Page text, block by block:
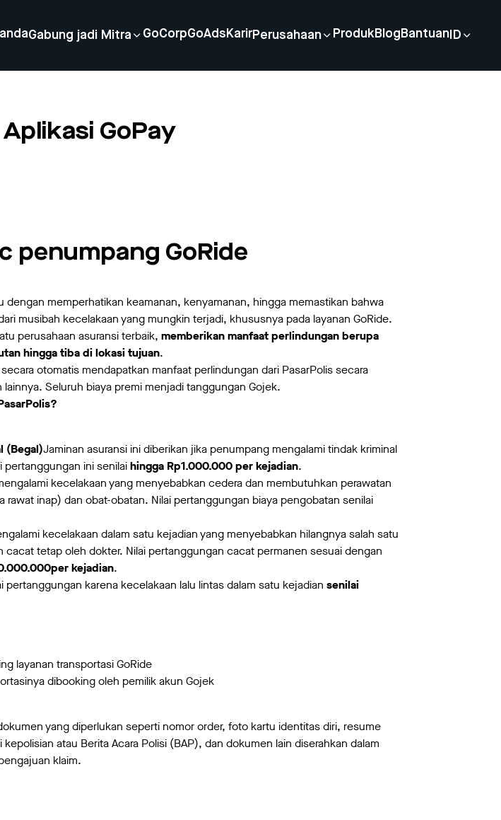
Gabung jadi Mitra GoCorpGoAds KarirPerusahaan ProdukBlog Bantuan ID
GoPay
penumpang GoRide
memperhatikan keamanan, kenyamanan, hingga memastikan bahwa
musibah kecelakaan yang mungkin terjadi, khususnya pada layanan GoRide.
perusahaan asuransi terbaik,memberikan manfaat perlindungan berupa
hingga tiba di lokasi tujuan.
otomatis mendapatkan manfaat perlindungan dari PasarPolis secara
Seluruh biaya premi menjadi tanggungan Gojek.
(Begal)Jaminan asuransi ini diberikan jika penumpang mengalami tindak kriminal
pertanggungan ini senilaihingga Rp1.000.000 per kejadian.
kecelakaan yang menyebabkan cedera dan membutuhkan perawatan
inap) dan obat-obatan. Nilai pertanggungan biaya pengobatan senilai
kecelakaan dalam satu kejadian yang menyebabkan hilangnya salah satu
tetap oleh dokter. Nilai pertanggungan cacat permanen sesuai dengan
kejadian.
pertanggungan karena kecelakaan lalu lintas dalam satu kejadiansenilai
layanan transportasi GoRide
dibooking oleh pemilik akun Gojek
yang diperlukan seperti nomor order, foto kartu identitas diri, resume
atau Berita Acara Polisi (BAP), dan dokumen lain diserahkan dalam
klaim.